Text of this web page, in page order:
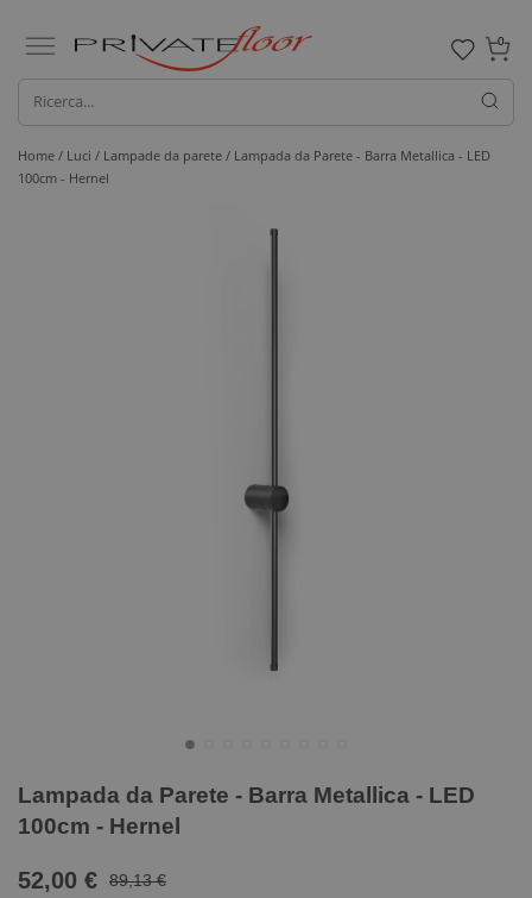
0
Home / Luci / Lampade da parete / Lampada da Parete - Barra Metallica - LED
100cm - Hernel
Lampada da Parete - Barra Metallica - LED
100cm - Hernel
52,00 € 89,13 €